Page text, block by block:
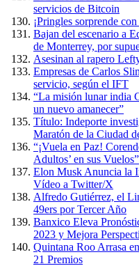
servicios de Bitcoin
¡Pringles sorprende
Bajan del escenario a
de Monterrey, por
Asesinan al rapero
Empresas de Carlos
servicio, según el IFT
“La misión lunar india
un nuevo amanecer”
Título: Indeporte
Maratón de la Ciudad
“¡Vuela en Paz!
Adultos’ en sus Vuelos”
Elon Musk Anuncia la
Vídeo a Twitter/X
Alfredo Gutiérrez, el
49ers por Tercer Año
Banxico Eleva
2023 y Mejora
Quintana Roo Arrasa
21 Premios